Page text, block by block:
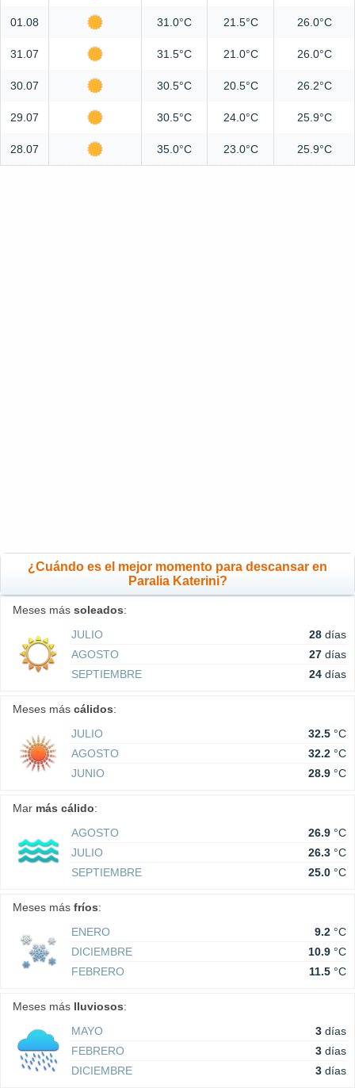
01.08 31.0°C 21.5°C 26.0°C
31.07 31.5°C 21.0°C 26.0°C
30.07 30.5°C 20.5°C 26.2°C
29.07 30.5°C 24.0°C 25.9°C
28.07 35.0°C 23.0°C 25.9°C
¿Cuándo es el mejor momento para descansar en
Paralia Katerini?
Meses más soleados:
JULIO
28 días
AGOSTO
27 días
SEPTIEMBRE
24 días
Meses más cálidos:
JULIO
32.5 °C
AGOSTO
32.2 °C
JUNIO
28.9 °C
Mar más cálido:
AGOSTO
26.9 °C
JULIO
26.3 °C
SEPTIEMBRE
25.0 °C
Meses más fríos:
ENERO
9.2 °C
DICIEMBRE
10.9 °C
FEBRERO
11.5 °C
Meses más lluviosos:
MAYO
3 días
FEBRERO
3 días
DICIEMBRE
3 días